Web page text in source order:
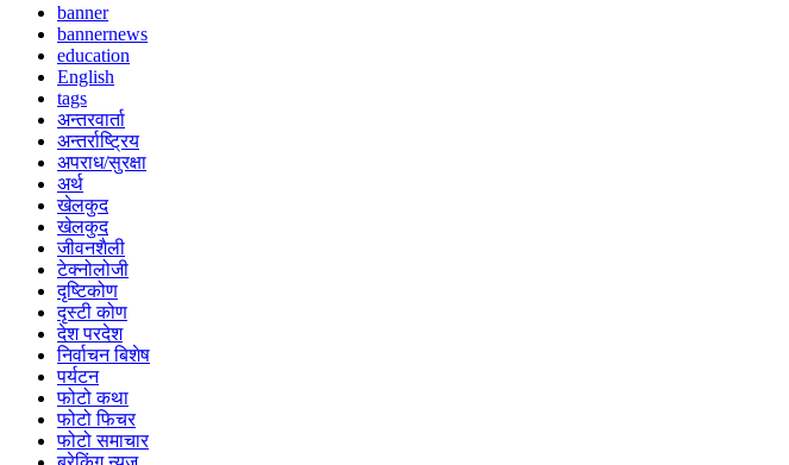
banner
bannernews
education
English
tags
अन्तरवार्ता
अन्तर्राष्ट्रिय
अपराध/सुरक्षा
अर्थ
खेलकुद
खेलकुद
जीवनशैली
टेक्नोलोजी
दृष्टिकोण
दृस्टी कोण
देश परदेश
निर्वाचन बिशेष
पर्यटन
फोटो कथा
फोटो फिचर
फोटो समाचार